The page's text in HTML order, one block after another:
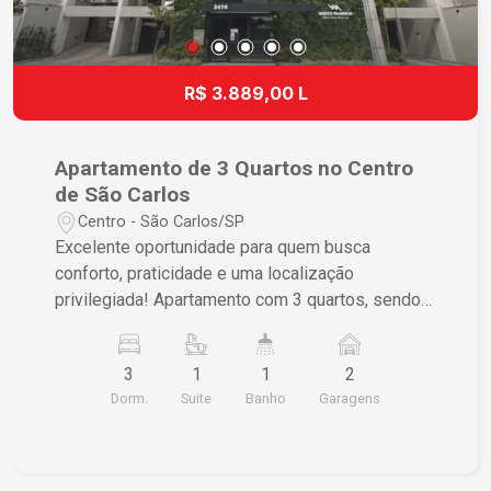
R$ 3.889,00 L
Apartamento de 3 Quartos no Centro
de São Carlos
Centro - São Carlos/SP
Excelente oportunidade para quem busca
conforto, praticidade e uma localização
privilegiada! Apartamento com 3 quartos, sendo 1
distribuídos e ideais para toda a família.
Localizado no centro de São Carlos, o imóvel
está próximo de tudo o que você precisa no dia a
3
Dorm.
1
Suite
1
Banho
2
Garagens